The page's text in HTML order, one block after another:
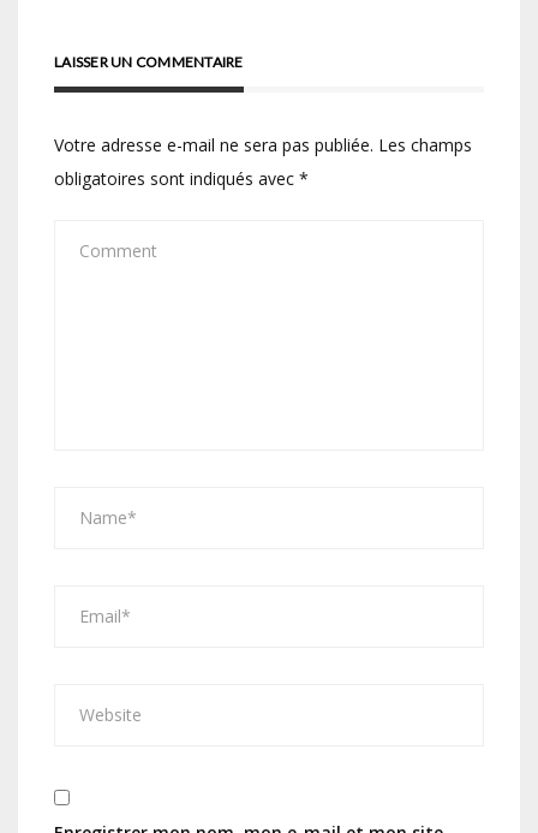
LAISSER UN COMMENTAIRE
Votre adresse e-mail ne sera pas publiée. Les champs
obligatoires sont indiqués avec *